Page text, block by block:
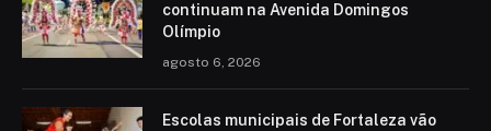
continuam na Avenida Domingos
Olímpio
agosto 6, 2026
Escolas municipais de Fortaleza vão